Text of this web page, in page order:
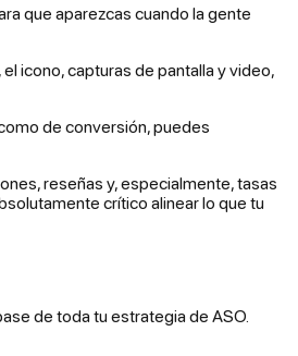
que aparezcas cuando la gente
icono, capturas de pantalla y video,
de conversión, puedes
reseñas y, especialmente, tasas
crítico alinear lo que tu
de toda tu estrategia de ASO.